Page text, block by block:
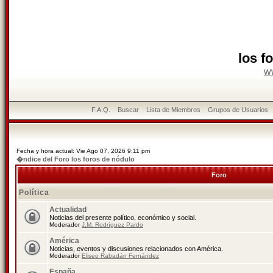
los
F.A.Q. Buscar Lista de Miembros Grupos de Usuarios
Fecha y hora actual: Vie Ago 07, 2026 9:11 pm
�ndice del Foro los foros de nódulo
Foro
Política
Actualidad
Noticias del presente político, económico y social.
ModeradorJ.M. Rodríguez Pardo
América
Noticias, eventos y discusiones relacionados con América.
ModeradorEliseo Rabadán Fernández